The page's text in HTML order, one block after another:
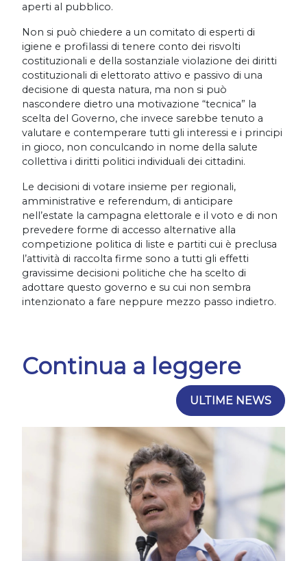
aperti al pubblico.
Non si può chiedere a un comitato di esperti di
igiene e profilassi di tenere conto dei risvolti
costituzionali e della sostanziale violazione dei diritti
costituzionali di elettorato attivo e passivo di una
decisione di questa natura, ma non si può
nascondere dietro una motivazione “tecnica” la
scelta del Governo, che invece sarebbe tenuto a
valutare e contemperare tutti gli interessi e i principi
in gioco, non conculcando in nome della salute
collettiva i diritti politici individuali dei cittadini.
Le decisioni di votare insieme per regionali,
amministrative e referendum, di anticipare
nell’estate la campagna elettorale e il voto e di non
prevedere forme di accesso alternative alla
competizione politica di liste e partiti cui è preclusa
l’attività di raccolta firme sono a tutti gli effetti
gravissime decisioni politiche che ha scelto di
adottare questo governo e su cui non sembra
intenzionato a fare neppure mezzo passo indietro.
Continua a leggere
ULTIME NEWS